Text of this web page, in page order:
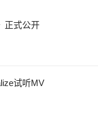
正式公开
试听MV